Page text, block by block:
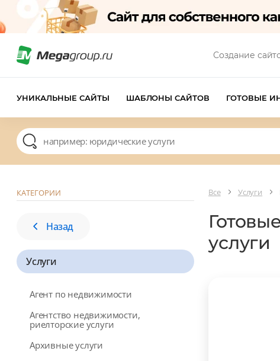
Создание
УНИКАЛЬНЫЕ САЙТЫ ШАБЛОНЫ САЙТОВ ГОТОВЫЕ
КАТЕГОРИИ
Назад
Услуги
Агент по недвижимости
Агентство недвижимости,
риелторские услуги
Архивные услуги
Все Услуги
услуги